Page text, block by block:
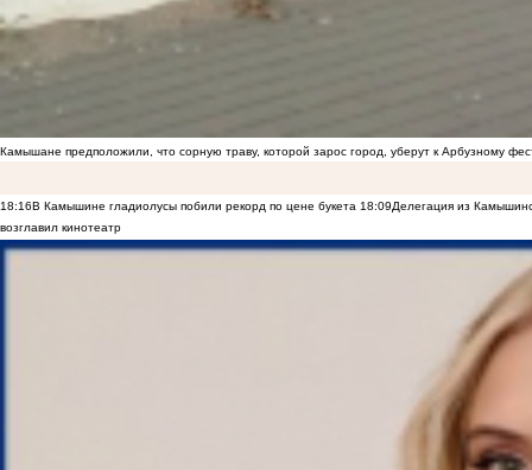
Камышане предположили, что сорную траву, которой зарос город, уберут к Арбузному
18:16В Камышине гладиолусы побили рекорд по цене букета 18:09Делегация из
возглавил кинотеатр